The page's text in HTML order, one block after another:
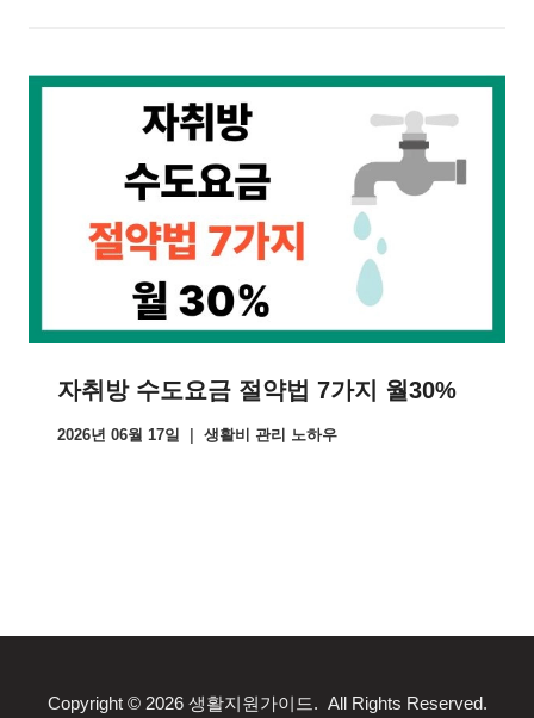
자취방 수도요금 절약법 7가지 월30%
2026년 06월 17일 생활비 관리 노하우
Copyright © 2026 생활지원가이드. All Rights Reserved.